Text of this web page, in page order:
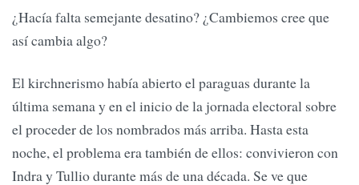
¿Hacía falta semejante desatino? ¿Cambiemos cree que
así cambia algo?
El kirchnerismo había abierto el paraguas durante la
última semana y en el inicio de la jornada electoral sobre
el proceder de los nombrados más arriba. Hasta esta
noche, el problema era también de ellos: convivieron con
Indra y Tullio durante más de una década. Se ve que